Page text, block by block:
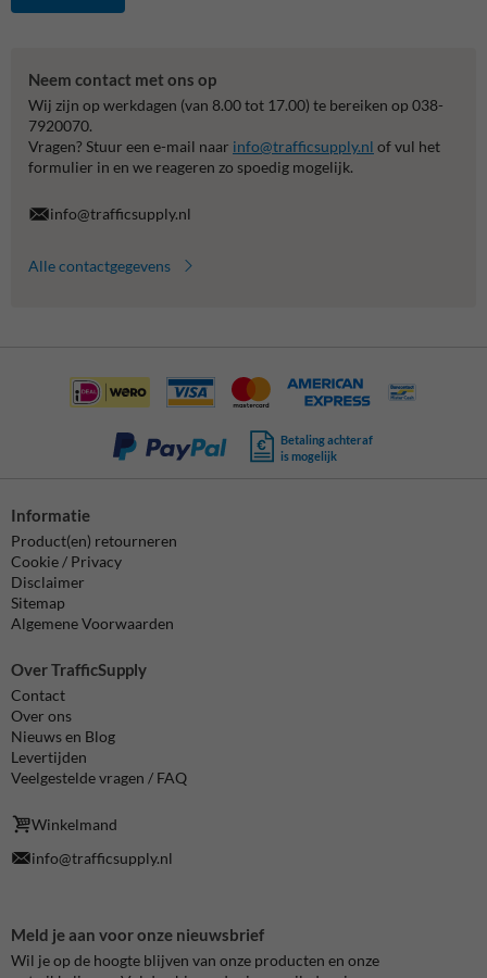
Neem contact met ons op
Wij zijn op werkdagen (van 8.00 tot 17.00) te bereiken op 038-
7920070.
Vragen? Stuur een e-mail naar info@trafficsupply.nl of vul het
formulier in en we reageren zo spoedig mogelijk.
info@trafficsupply.nl
Alle contactgegevens
Betaling achteraf
is mogelijk
Informatie
Product(en) retourneren
Cookie / Privacy
Disclaimer
Sitemap
Algemene Voorwaarden
Over TrafficSupply
Contact
Over ons
Nieuws en Blog
Levertijden
Veelgestelde vragen / FAQ
Winkelmand
info@trafficsupply.nl
Meld je aan voor onze nieuwsbrief
Wil je op de hoogte blijven van onze producten en onze